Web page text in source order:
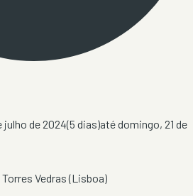
julho de 2024(5 dias)atédomingo, 21 de
Torres Vedras(Lisboa)